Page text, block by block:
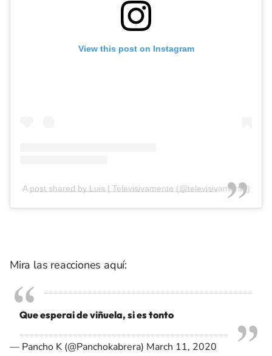
View this post on Instagram
A post shared by Luis | Televisivamente (@televisivamente)
Mira las reacciones aquí:
Que esperai de viñuela, si es tonto
— Pancho K (@Panchokabrera) March 11, 2020